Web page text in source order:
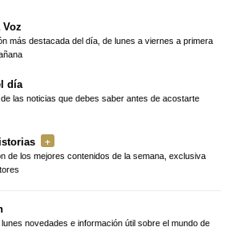
Voz
más destacada del día, de lunes a viernes a primera
día
las noticias que debes saber antes de acostarte
de los mejores contenidos de la semana, exclusiva
lunes novedades e información útil sobre el mundo de